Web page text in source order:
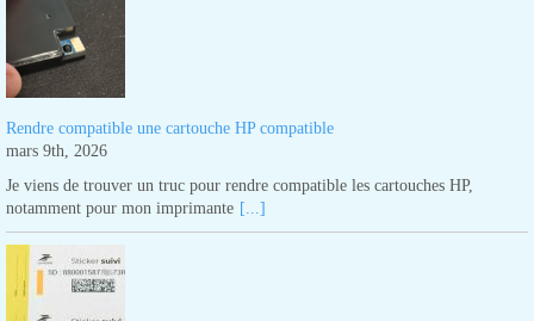
Rendre compatible une cartouche HP compatible
mars 9th, 2026
Je viens de trouver un truc pour rendre compatible les cartouches HP,
notamment pour mon imprimante [...]